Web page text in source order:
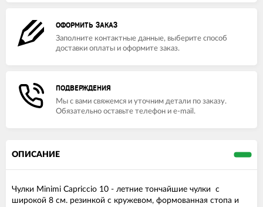
ОФОРМИТЬ ЗАКАЗ
Заполните контактные данные, выберите способ
доставки оплаты и оформите заказ.
ПОДВЕРЖДЕНИЯ
Мы с вами свяжемся и уточним детали по заказу.
Обязательно оставьте телефон и e-mail.
ОПИСАНИЕ
Чулки Minimi Capriccio 10 - летние тончайшие чулки с
широкой 8 см. резинкой с кружевом, формованная стопа и